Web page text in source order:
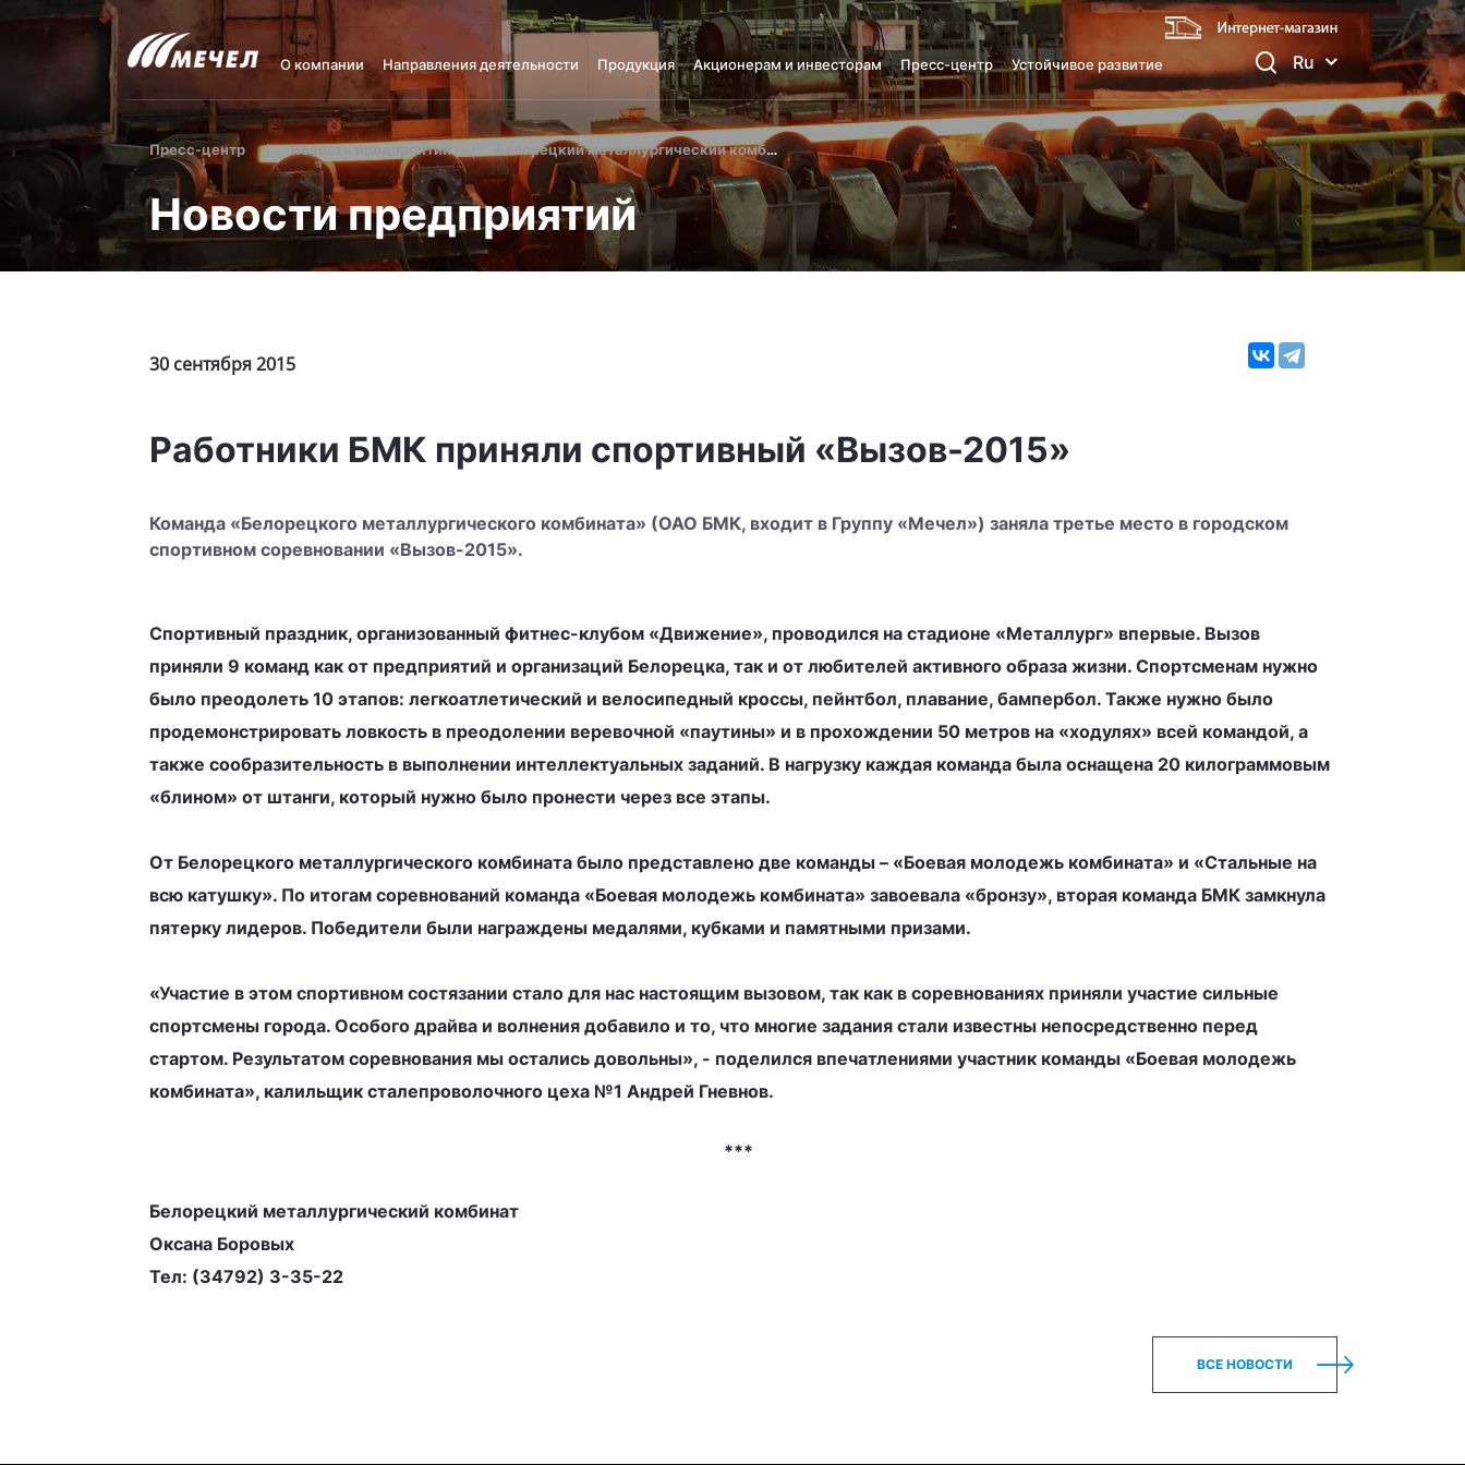
О компании Направления деятельности Продукция Акционерам и инвесторам Пресс-центр Устойчивое развитие Ru
Пресс-центр Новости предприятий Белорецкий металлургический комбинат
Новости предприятий
30 сентября 2015
Работники БМК приняли спортивный «Вызов-2015»
Команда «Белорецкого металлургического комбината» (ОАО БМК, входит в Группу «Мечел») заняла третье место в городском
спортивном соревновании «Вызов-2015».
Спортивный праздник, организованный фитнес-клубом «Движение», проводился на стадионе «Металлург» впервые. Вызов
приняли 9 команд как от предприятий и организаций Белорецка, так и от любителей активного образа жизни. Спортсменам нужно
было преодолеть 10 этапов: легкоатлетический и велосипедный кроссы, пейнтбол, плавание, бампербол. Также нужно было
продемонстрировать ловкость в преодолении веревочной «паутины» и в прохождении 50 метров на «ходулях» всей командой, а
также сообразительность в выполнении интеллектуальных заданий. В нагрузку каждая команда была оснащена 20 килограммовым
«блином» от штанги, который нужно было пронести через все этапы.
От Белорецкого металлургического комбината было представлено две команды – «Боевая молодежь комбината» и «Стальные на
всю катушку». По итогам соревнований команда «Боевая молодежь комбината» завоевала «бронзу», вторая команда БМК замкнула
пятерку лидеров. Победители были награждены медалями, кубками и памятными призами.
«Участие в этом спортивном состязании стало для нас настоящим вызовом, так как в соревнованиях приняли участие сильные
спортсмены города. Особого драйва и волнения добавило и то, что многие задания стали известны непосредственно перед
стартом. Результатом соревнования мы остались довольны», - поделился впечатлениями участник команды «Боевая молодежь
комбината», калильщик сталепроволочного цеха №1 Андрей Гневнов.
***
Белорецкий металлургический комбинат
Оксана Боровых
Тел: (34792) 3-35-22
ВСЕ НОВОСТИ